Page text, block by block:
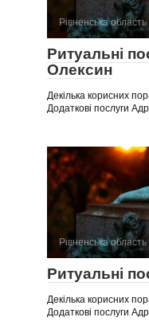
Рівненська область
Ритуальні
Олексин
Декілька корисних
Додаткові послуги
Рівненська область
Ритуальні
Декілька корисних
Додаткові послуги